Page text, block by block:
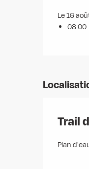
Le 16
08:00
Trail
Plan